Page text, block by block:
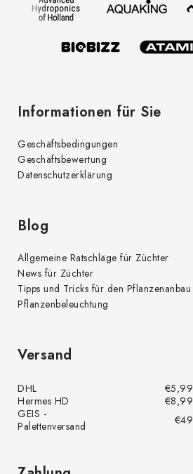
Informationen für Sie
Geschäftsbedingungen
Geschäftsbewertung
Datenschutzerklärung
Blog
Allgemeine Ratschläge für Züchter
News für Züchter
Tipps und Tricks für den Pflanzenanbau
Pflanzenbeleuchtung
Versand
DHL
€5,99
Hermes HD
€8,99
GEIS -
Palettenversand
€49